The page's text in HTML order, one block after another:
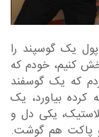
پول یک گوسپند را
کنیم، خودم که
که یک گوسفند
بیاورد، یک
یکی دل و
پاکت هم گوشت.